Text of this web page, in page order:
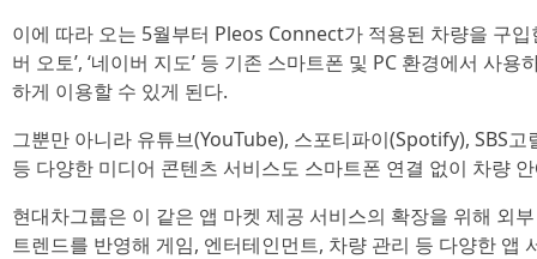
이에 따라 오는 5월부터 Pleos Connect가 적용된 차량을 구
버 오토’, ‘네이버 지도’ 등 기존 스마트폰 및 PC 환경에서 사
하게 이용할 수 있게 된다.
그뿐만 아니라 유튜브(YouTube), 스포티파이(Spotify), SBS
등 다양한 미디어 콘텐츠 서비스도 스마트폰 연결 없이 차량
현대차그룹은 이 같은 앱 마켓 제공 서비스의 확장을 위해 외
트렌드를 반영해 게임, 엔터테인먼트, 차량 관리 등 다양한 앱